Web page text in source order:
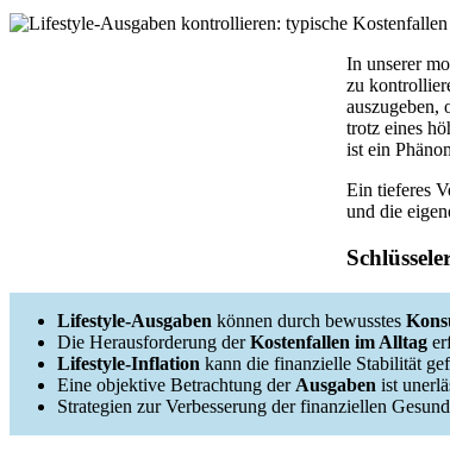
In unserer
zu
auszugeben,
trotz eines
ist ein
Ein tieferes
und die
Lifestyle-Ausgaben können durch bewusstes
Die Herausforderung derKostenfallen im Alltag
Lifestyle-Inflation kann die finanzielle Stabilität
Eine objektive Betrachtung der Ausgaben ist
Strategien zur Verbesserung der finanziellen